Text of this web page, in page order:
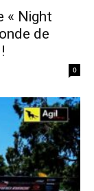
« Night
de
0